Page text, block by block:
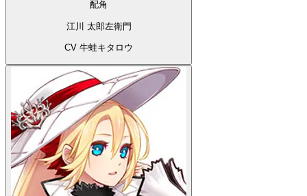
配角
江川 太郎左衛門
CV 牛蛙キタロウ